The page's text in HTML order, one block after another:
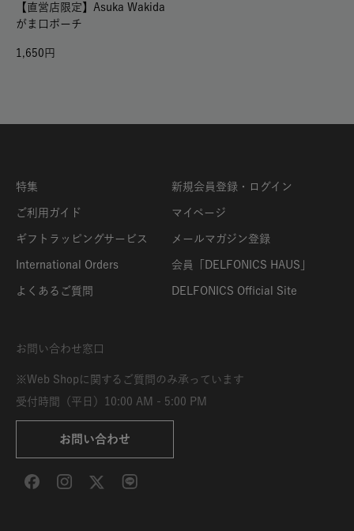
【直営店限定】Asuka Wakida
がま口ポーチ
1,650
特集
ご利用ガイド
ギフトラッピングサービス
International Orders
よくあるご質問
新規会員登録・ログイン
マイページ
メールマガジン登録
会員「DELFONICS HAUS」
DELFONICS Official Site
お問い合わせ窓口
※Web Shopに関するご質問のみ承っています
受付時間（平日）10:00 AM - 5:00 PM
お問い合わせ